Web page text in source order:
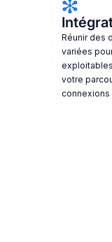
Réunir des
variées
votre